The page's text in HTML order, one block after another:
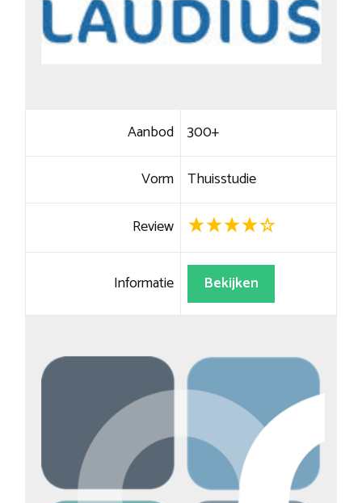
Aanbod 300+
Vorm Thuisstudie
Review
Informatie Bekijken